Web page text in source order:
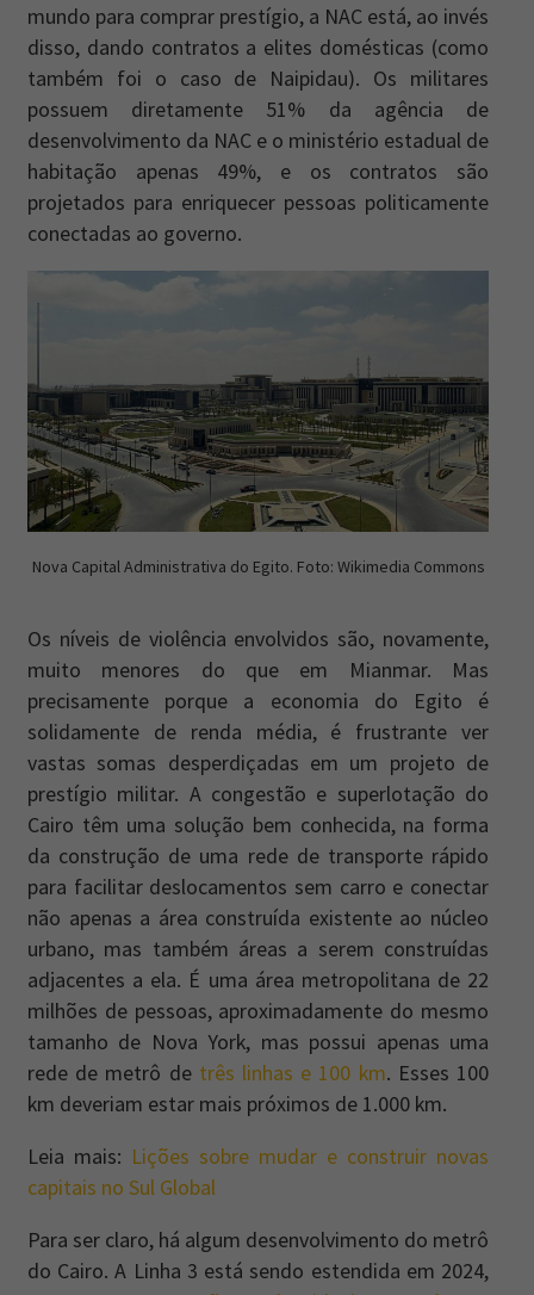
mundo para comprar prestígio, a NAC está, ao invés
disso, dando contratos a elites domésticas (como
também foi o caso de Naipidau). Os militares
possuem diretamente 51% da agência de
desenvolvimento da NAC e o ministério estadual de
habitação apenas 49%, e os contratos são
projetados para enriquecer pessoas politicamente
conectadas ao governo.
Nova Capital Administrativa do Egito. Foto: Wikimedia Commons
Os níveis de violência envolvidos são, novamente,
muito menores do que em Mianmar. Mas
precisamente porque a economia do Egito é
solidamente de renda média, é frustrante ver
vastas somas desperdiçadas em um projeto de
prestígio militar. A congestão e superlotação do
Cairo têm uma solução bem conhecida, na forma
da construção de uma rede de transporte rápido
para facilitar deslocamentos sem carro e conectar
não apenas a área construída existente ao núcleo
urbano, mas também áreas a serem construídas
adjacentes a ela. É uma área metropolitana de 22
milhões de pessoas, aproximadamente do mesmo
tamanho de Nova York, mas possui apenas uma
rede de metrô de três linhas e 100 km. Esses 100
km deveriam estar mais próximos de 1.000 km.
Leia mais: Lições sobre mudar e construir novas
capitais no Sul Global
Para ser claro, há algum desenvolvimento do metrô
do Cairo. A Linha 3 está sendo estendida em 2024,